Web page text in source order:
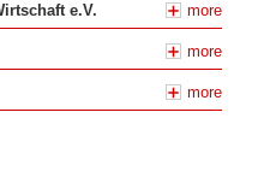
e.V. more
more
more